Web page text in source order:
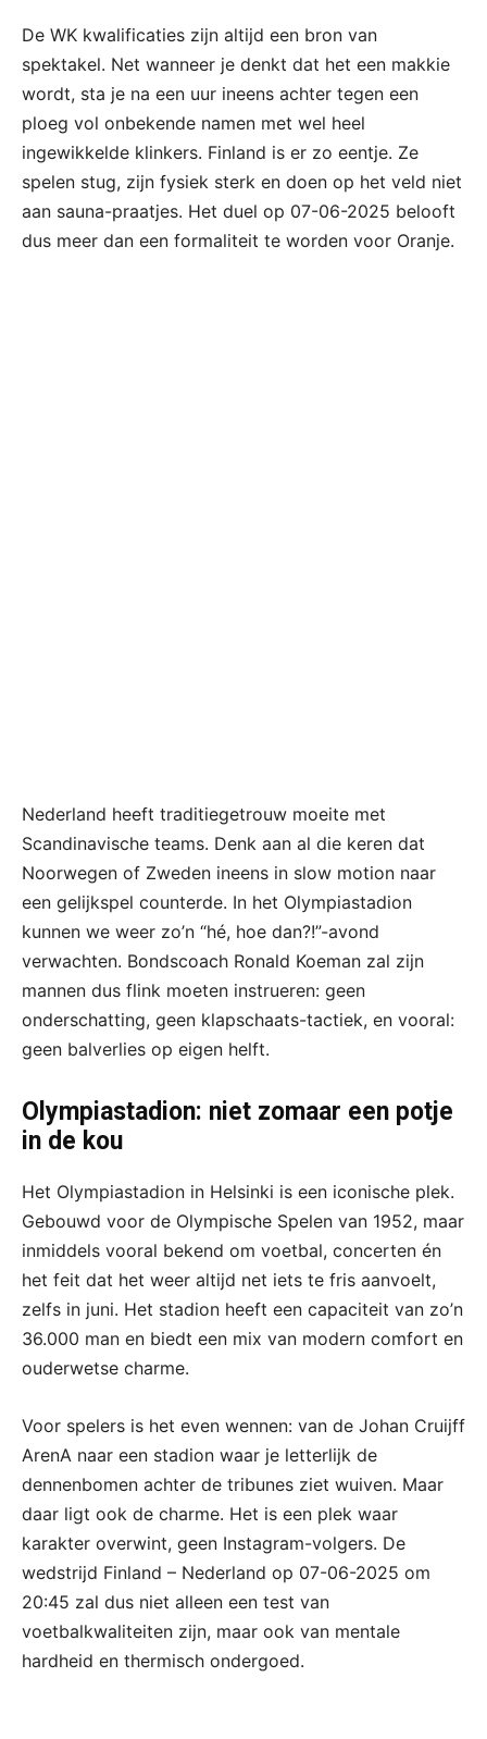
De WK kwalificaties zijn altijd een bron van
spektakel. Net wanneer je denkt dat het een makkie
wordt, sta je na een uur ineens achter tegen een
ploeg vol onbekende namen met wel heel
ingewikkelde klinkers. Finland is er zo eentje. Ze
spelen stug, zijn fysiek sterk en doen op het veld niet
aan sauna-praatjes. Het duel op 07-06-2025 belooft
dus meer dan een formaliteit te worden voor Oranje.
Nederland heeft traditiegetrouw moeite met
Scandinavische teams. Denk aan al die keren dat
Noorwegen of Zweden ineens in slow motion naar
een gelijkspel counterde. In het Olympiastadion
kunnen we weer zo’n “hé, hoe dan?!”-avond
verwachten. Bondscoach Ronald Koeman zal zijn
mannen dus flink moeten instrueren: geen
onderschatting, geen klapschaats-tactiek, en vooral:
geen balverlies op eigen helft.
Olympiastadion: niet zomaar een potje
in de kou
Het Olympiastadion in Helsinki is een iconische plek.
Gebouwd voor de Olympische Spelen van 1952, maar
inmiddels vooral bekend om voetbal, concerten én
het feit dat het weer altijd net iets te fris aanvoelt,
zelfs in juni. Het stadion heeft een capaciteit van zo’n
36.000 man en biedt een mix van modern comfort en
ouderwetse charme.
Voor spelers is het even wennen: van de Johan Cruijff
ArenA naar een stadion waar je letterlijk de
dennenbomen achter de tribunes ziet wuiven. Maar
daar ligt ook de charme. Het is een plek waar
karakter overwint, geen Instagram-volgers. De
wedstrijd Finland – Nederland op 07-06-2025 om
20:45 zal dus niet alleen een test van
voetbalkwaliteiten zijn, maar ook van mentale
hardheid en thermisch ondergoed.